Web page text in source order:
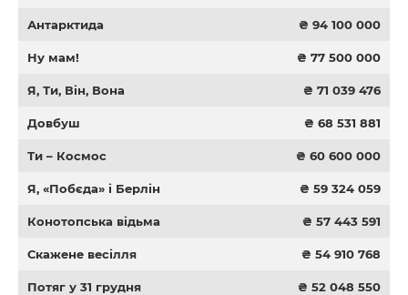
Антарктида ₴ 94 100 000
Ну мам! ₴ 77 500 000
Я, Ти, Він, Вона ₴ 71 039 476
Довбуш ₴ 68 531 881
Ти – Космос ₴ 60 600 000
Я, «Побєда» і Берлін ₴ 59 324 059
Конотопська відьма ₴ 57 443 591
Скажене весілля ₴ 54 910 768
Потяг у 31 грудня ₴ 52 048 550